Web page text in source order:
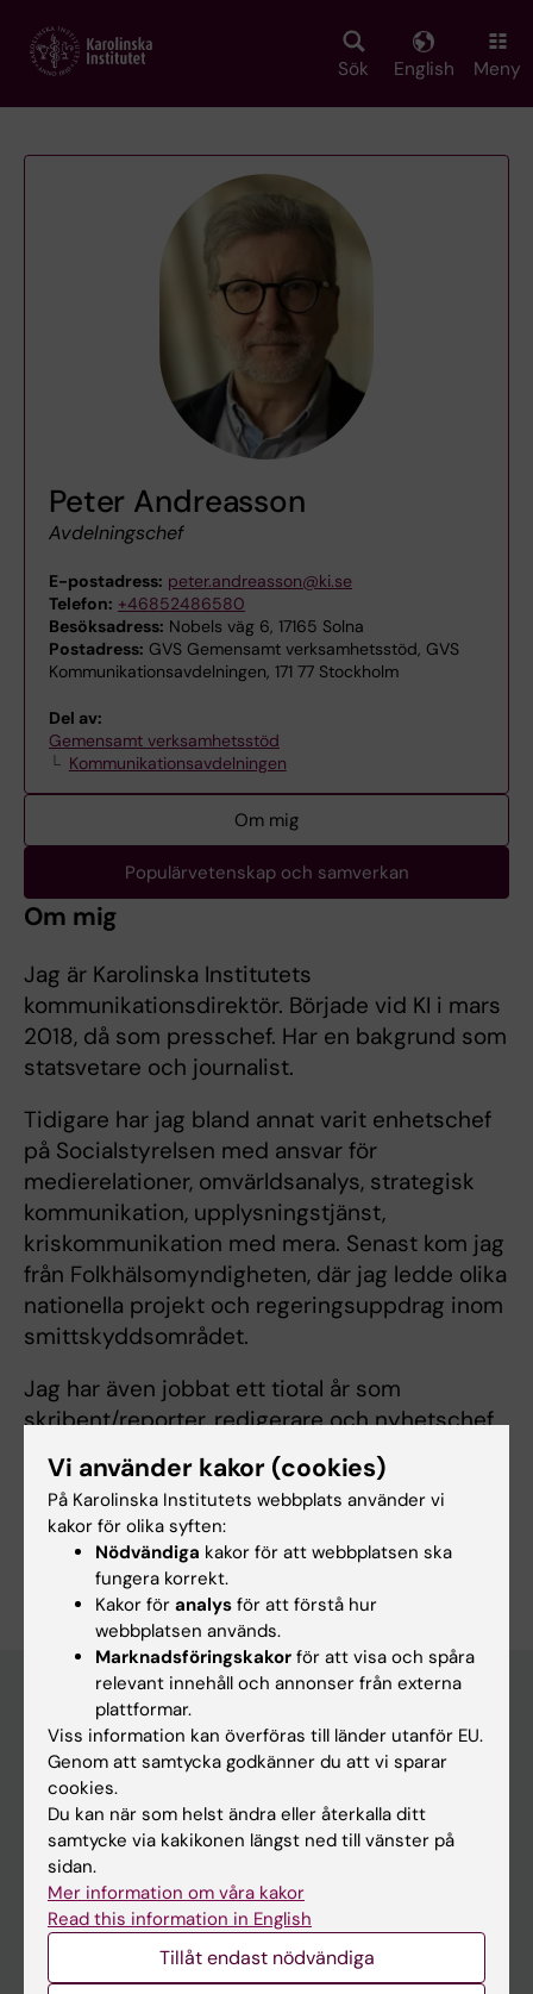
main
Sök English Meny
Peter Andreasson
Avdelningschef
E-postadress: peter.andreasson@ki.se
Telefon: +46852486580
Besöksadress: Nobels väg 6, 17165 Solna
Postadress: GVS Gemensamt verksamhetsstöd, GVS
Kommunikationsavdelningen, 171 77 Stockholm
Del av:
Gemensamt verksamhetsstöd
Kommunikationsavdelningen
Om mig
Populärvetenskap och samverkan
Om mig
Jag är Karolinska Institutets
kommunikationsdirektör. Började vid KI i mars
2018, då som presschef. Har en bakgrund som
statsvetare och journalist.
Tidigare har jag bland annat varit enhetschef
på Socialstyrelsen med ansvar för
medierelationer, omvärldsanalys, strategisk
kommunikation, upplysningstjänst,
kriskommunikation med mera. Senast kom jag
från Folkhälsomyndigheten, där jag ledde olika
nationella projekt och regeringsuppdrag inom
smittskyddsområdet.
Jag har även jobbat ett tiotal år som
skribent/reporter, redigerare och nyhetschef.
Är du Peter Andreasson?
Redigera din profil
Huvudmeny
Utbildning
Forskarutbildning
Forskning
Om KI
På gång
Vi använder kakor (cookies)
På Karolinska Institutets webbplats använder vi
kakor för olika syften:
Nödvändiga kakor för att webbplatsen ska
fungera korrekt.
Kakor för analys för att förstå hur
webbplatsen används.
Marknadsföringskakor för att visa och spåra
relevant innehåll och annonser från externa
plattformar.
Viss information kan överföras till länder utanför EU.
Genom att samtycka godkänner du att vi sparar
cookies.
Du kan när som helst ändra eller återkalla ditt
samtycke via kakikonen längst ned till vänster på
sidan.
Mer information om våra kakor
Read this information in English
Tillåt endast nödvändiga